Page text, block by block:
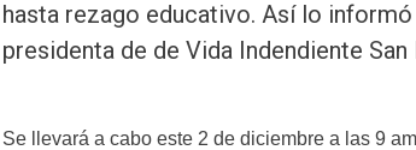
hasta rezago educativo. Así lo informó
presidenta de de Vida Indendiente San
Se llevará a cabo este 2 de diciembre a las 9 am